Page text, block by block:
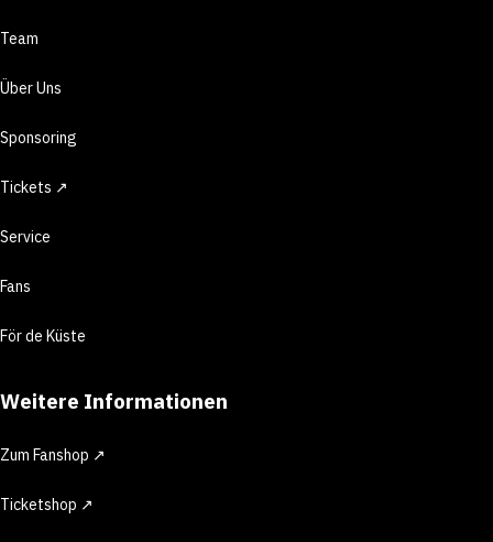
Team
Über Uns
Sponsoring
Tickets ↗
Service
Fans
För de Küste
Weitere Informationen
Zum Fanshop ↗
Ticketshop ↗